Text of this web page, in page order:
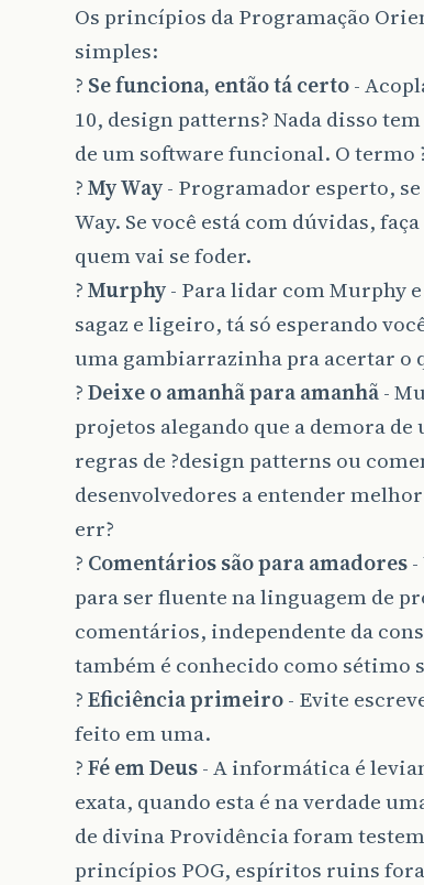
Os princípios da Programação
simples:
? Se funciona, então tá certo-
10, design patterns? Nada disso
de um software funcional. O termo
?My Way- Programador esperto,
Way. Se você está com dúvidas,
quem vai se foder.
?Murphy- Para lidar com Murphy
sagaz e ligeiro, tá só esperando
uma gambiarrazinha pra acertar o
?Deixe o amanhã para amanhã-
projetos alegando que a demora
regras de ?design patterns ou
desenvolvedores a entender
err?
? Comentários são para amadores
para ser fluente na linguagem de
comentários, independente da
também é conhecido como sétimo
?Eficiência primeiro- Evite
feito em uma.
?Fé em Deus- A informática é
exata, quando esta é na verdade
de divina Providência foram
princípios POG, espíritos ruins